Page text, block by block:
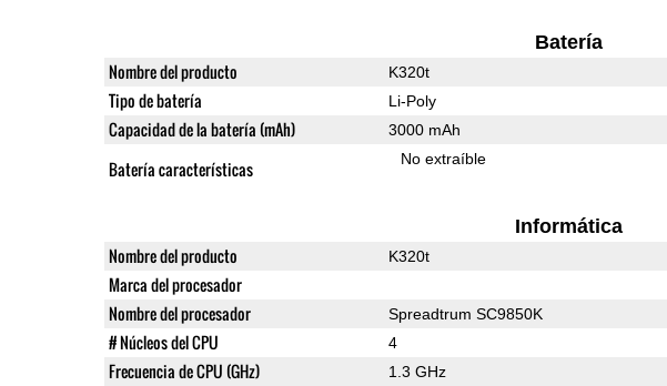
Batería
Nombre del producto K320t
Tipo de batería Li-Poly
Capacidad de la batería (mAh) 3000 mAh
Batería características No extraíble
Informática
Nombre del producto K320t
Marca del procesador
Nombre del procesador Spreadtrum SC9850K
# Núcleos del CPU 4
Frecuencia de CPU (GHz) 1.3 GHz